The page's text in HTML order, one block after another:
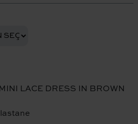
LACE DRESS IN BROWN